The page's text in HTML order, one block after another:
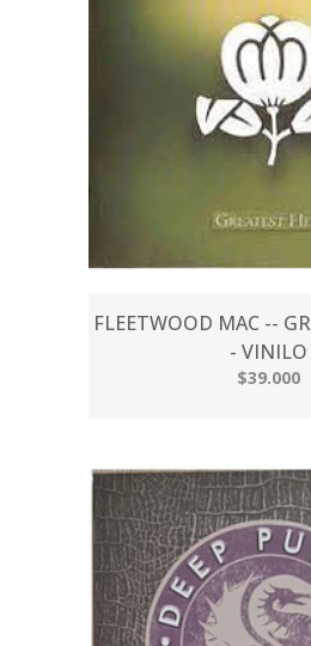
FLEETWOOD MAC --
- VINILO
$39.000